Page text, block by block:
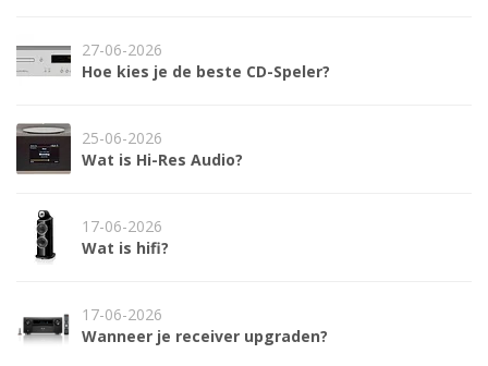
27-06-2026
Hoe kies je de beste CD-Speler?
25-06-2026
Wat is Hi-Res Audio?
17-06-2026
Wat is hifi?
17-06-2026
Wanneer je receiver upgraden?